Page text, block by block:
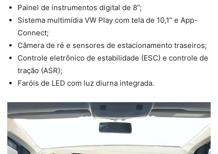
Painel de instrumentos digital de 8”;
Sistema multimídia VW Play com tela de 10,1” e App-
Connect;
Câmera de ré e sensores de estacionamento traseiros;
Controle eletrônico de estabilidade (ESC) e controle de
tração (ASR);
Faróis de LED com luz diurna integrada.